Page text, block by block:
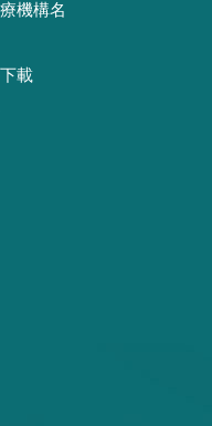
機構名
載